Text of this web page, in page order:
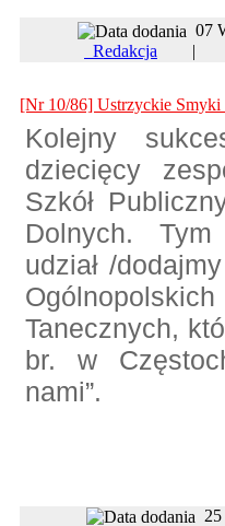
Redakcja
[Nr 10/86] Ustrzyckie Smyki
Kolejny
dziecięcy
Szkół
Dolnych.
udział /
Tanecznych,
br. w
nami”.